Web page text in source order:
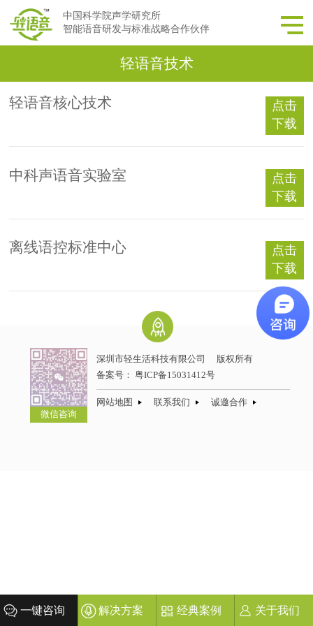
中国科学院声学研究所
智能语音研发与标准战略合作伙伴
轻语音技术
点击
下载
轻语音核心技术
点击
下载
中科声语音实验室
点击
下载
离线语控标准中心
微信咨询
深圳市轻生活科技有限公司
版权所有
备案号：粤ICP备15031412号
网站地图 联系我们 诚邀合作
一键咨询 解决方案 经典案例 关于我们